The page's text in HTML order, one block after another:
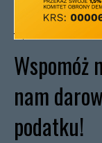
Wspomóż
nam
podatku!